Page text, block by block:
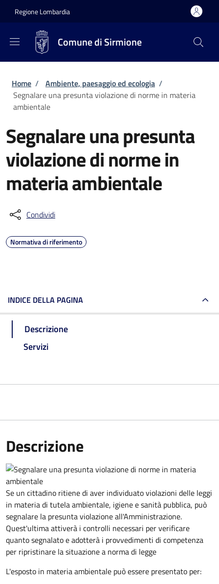
Regione Lombardia
Comune di Sirmione
Briciole di pane
Home / Ambiente, paesaggio ed ecologia /
Segnalare una presunta violazione di norme in materia
ambientale
Segnalare una presunta
violazione di norme in
materia ambientale
Condividi
Normativa di riferimento
INDICE DELLA PAGINA
Descrizione
Servizi
Descrizione
Se un cittadino ritiene di aver individuato violazioni delle leggi
in materia di tutela ambientale, igiene e sanità pubblica, può
segnalare la presunta violazione all'Amministrazione.
Quest'ultima attiverà i controlli necessari per verificare
quanto segnalato e adotterà i provvedimenti di competenza
per ripristinare la situazione a norma di legge
L'esposto in materia ambientale può essere presentato per: